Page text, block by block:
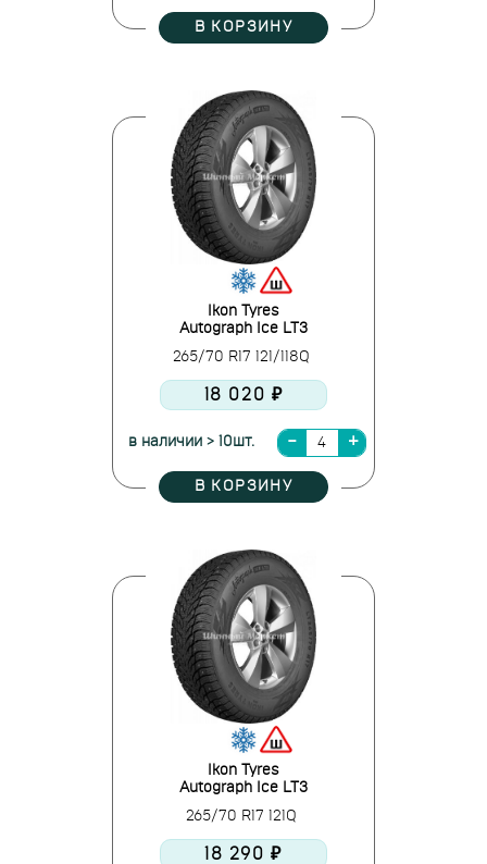
В КОРЗИНУ
Ikon Tyres
Autograph Ice LT3
265/70 R17 121/118Q
18 020 ₽
в наличии > 10шт.
В КОРЗИНУ
Ikon Tyres
Autograph Ice LT3
265/70 R17 121Q
18 290 ₽